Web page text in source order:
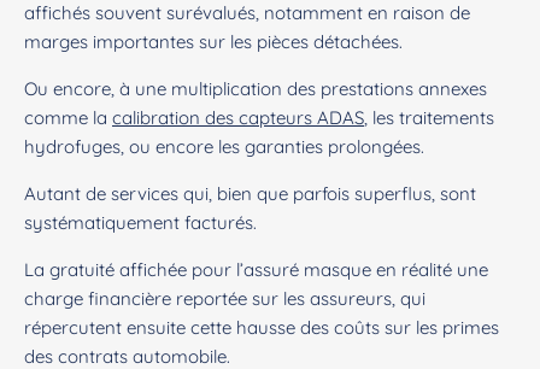
affichés souvent surévalués, notamment en raison de
marges importantes sur les pièces détachées.
Ou encore, à une multiplication des prestations annexes
comme la calibration des capteurs ADAS, les traitements
hydrofuges, ou encore les garanties prolongées.
Autant de services qui, bien que parfois superflus, sont
systématiquement facturés.
La gratuité affichée pour l’assuré masque en réalité une
charge financière reportée sur les assureurs, qui
répercutent ensuite cette hausse des coûts sur les primes
des contrats automobile.